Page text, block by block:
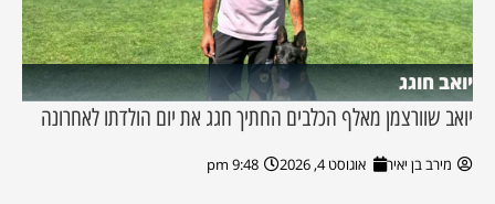
יואב חוגג
יואב שוורצמן מאלף הכלבים החתיך חגג את יום הולדתו לאחרונה
מירב בן יאיר אוגוסט 4, 2026 9:48 pm